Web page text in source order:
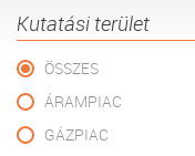
Kutatási terület
ÖSSZES
ÁRAMPIAC
GÁZPIAC